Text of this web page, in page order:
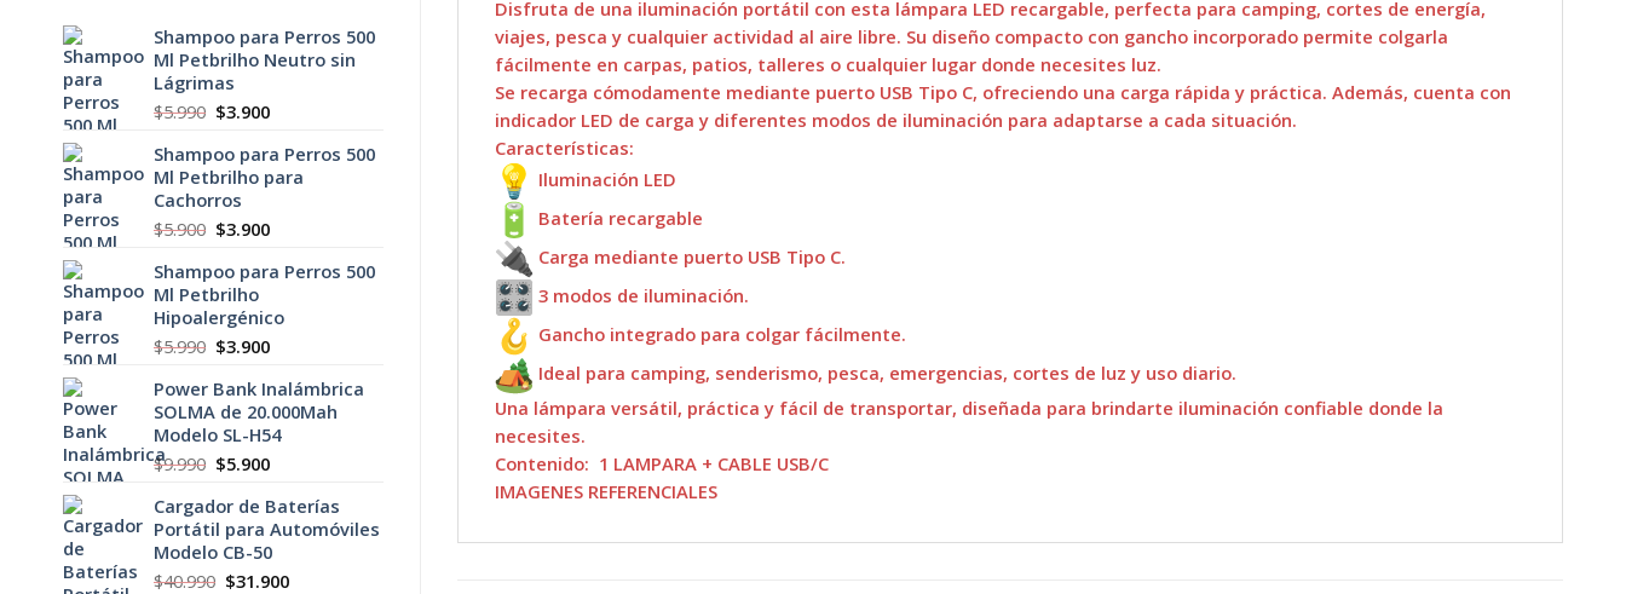
Shampoo para Perros 500
Ml Petbrilho Neutro sin
Lágrimas
$5.990 El
original
era:
$5.990.
$3.900El
actual
es:
Shampoo para Perros 500
Ml Petbrilho para
Cachorros
$5.900 El
original
era:
$5.900.
$3.900El
actual
$3.900.
Shampoo para Perros 500
Ml Petbrilho
Hipoalergénico
$5.990 El
original
era:
$5.990.
$3.900El
actual
es:
$3.900.
Power Bank Inalámbrica
SOLMA de 20.000Mah
Modelo SL-H54
$9.990 El
original
era:
$9.990.
$5.900El
actual
es:
$5.900.
Cargador de Baterías
Portátil para Automóviles
Modelo CB-50
$40.990 El
$31.900El
Disfruta de una iluminación portátil con esta lámpara LED recargable, perfecta para camping, cortes de energía,
viajes, pesca y cualquier actividad al aire libre. Su diseño compacto con gancho incorporado permite colgarla
fácilmente en carpas, patios, talleres o cualquier lugar donde necesites luz.
Se recarga cómodamente mediante puerto USB Tipo C, ofreciendo una carga rápida y práctica. Además, cuenta con
indicador LED de carga y diferentes modos de iluminación para adaptarse a cada situación.
Características:
Iluminación LED
Batería recargable
Carga mediante puerto USB Tipo C.
3 modos de iluminación.
Gancho integrado para colgar fácilmente.
Ideal para camping, senderismo, pesca, emergencias, cortes de luz y uso diario.
Una lámpara versátil, práctica y fácil de transportar, diseñada para brindarte iluminación confiable donde la
necesites.
Contenido: 1 LAMPARA + CABLE USB/C
IMAGENES REFERENCIALES